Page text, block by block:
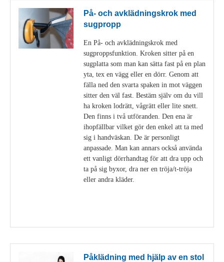
På- och avklädningskrok med
sugpropp
En På- och avklädningskrok med
sugproppsfunktion. Kroken sitter på en
sugplatta som man kan sätta fast på en plan
yta, tex en vägg eller en dörr. Genom att
fälla ned den svarta spaken in mot väggen
sitter den väl fast. Bestäm själv om du vill
ha kroken lodrätt, vågrätt eller lite snett.
Den finns i två utföranden. Den ena är
ihopfällbar vilket gör den enkel att ta med
sig i handväskan. De är personligt
anpassade. Man kan annars också använda
ett vanligt dörrhandtag för att dra upp och
ta på sig byxor, dra ner en tröja/t-tröja
eller andra kläder.
Påklädning med hjälp av en stol